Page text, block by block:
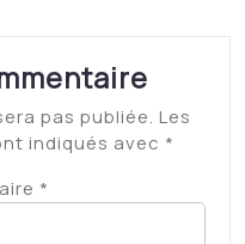
pas publiée. Les
indiqués avec *
*